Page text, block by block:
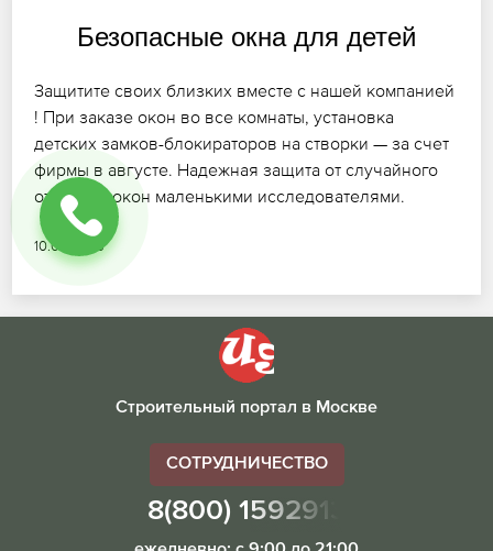
Безопасные окна для детей
Защитите своих близких вместе с нашей компанией
! При заказе окон во все комнаты, установка
детских замков-блокираторов на створки — за счет
фирмы в августе. Надежная защита от случайного
открытия окон маленькими исследователями.
10.07.2026
Строительный портал в Москве
СОТРУДНИЧЕСТВО
8(800) 1592913